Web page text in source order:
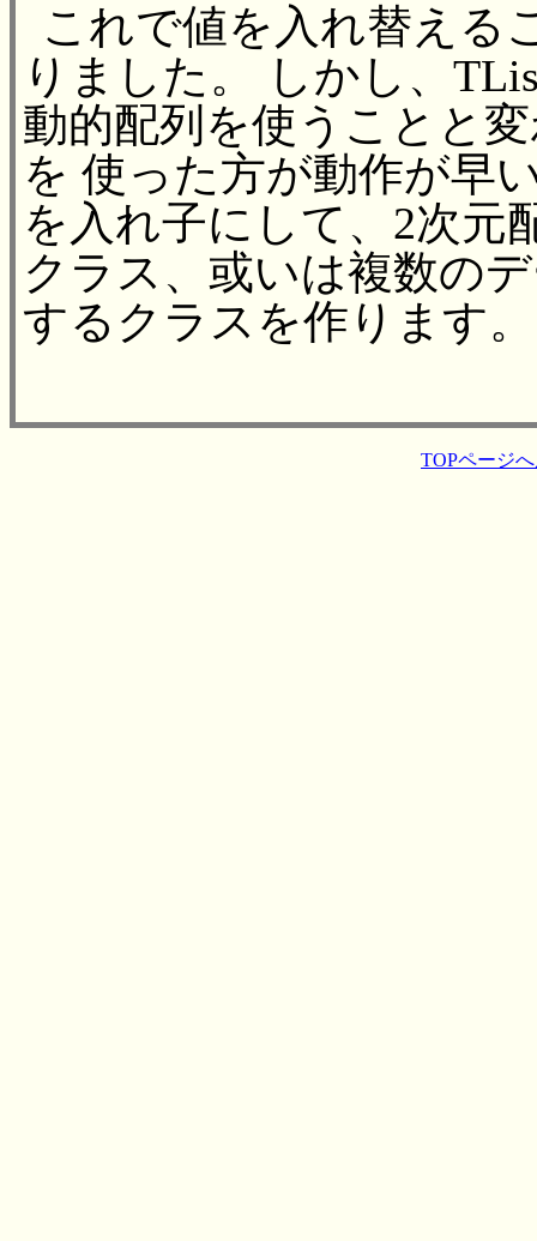
これで値を入れ替える
りました。 しかし、
動的配列を使うことと
を 使った方が動作が早
を入れ子にして、2次元
クラス、或いは複数の
するクラスを作ります。
TOPページ